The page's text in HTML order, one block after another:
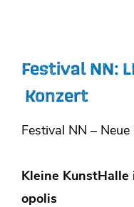
Festival NN:
Konzert
Festival NN –
Kleine
opolis